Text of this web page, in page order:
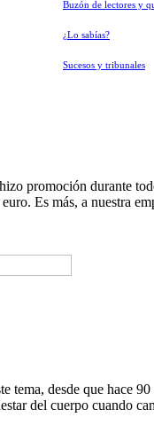
Buzón de lectores y
¿Lo sabías?
Sucesos y tribunales
promoción durante
Es más, a nuestra
tema, desde que hace
del cuerpo cuando